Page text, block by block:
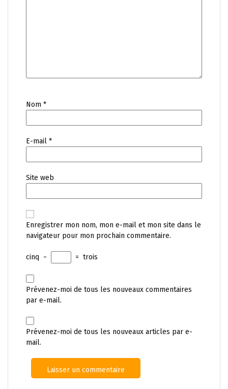
Nom *
E-mail *
Site web
Enregistrer mon nom, mon e-mail et mon site dans le
navigateur pour mon prochain commentaire.
cinq − = trois
Prévenez-moi de tous les nouveaux commentaires
par e-mail.
Prévenez-moi de tous les nouveaux articles par e-
mail.